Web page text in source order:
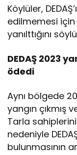
Köylüler,
edilmemesi için
yanılttığını
DEDAŞ 2023
ödedi
Aynı bölgede
yangın çıkmış
Tarla
nedeniyle
bulunmasının